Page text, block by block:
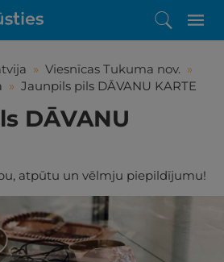
» Viesnīcas Tukuma nov. »
» Jaunpils pils DĀVANU KARTE
DĀVANU
atpūtu un vēlmju piepildījumu!